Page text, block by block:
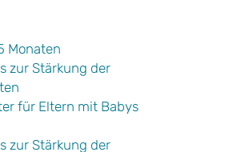
Monaten
zur Stärkung der
für Eltern mit Babys
zur Stärkung der